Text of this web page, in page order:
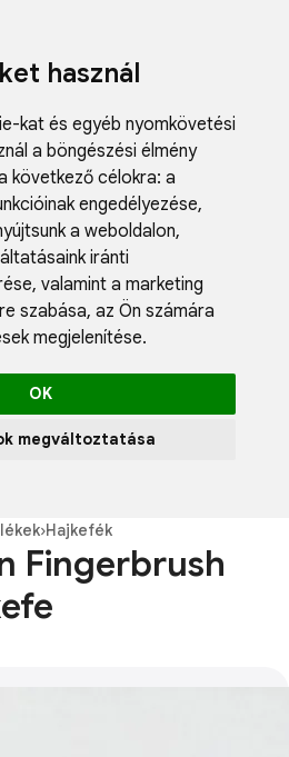
használ
kat és egyéb nyomkövetési
a böngészési élmény
következő célokra: a
engedélyezése,
a weboldalon,
iránti
valamint a marketing
szabása, az Ön számára
megjelenítése.
OK
megváltoztatása
Blog
›Hajkefék
Fingerbrush